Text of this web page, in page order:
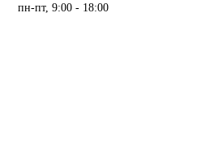
пн-пт, 9:00 - 18:00